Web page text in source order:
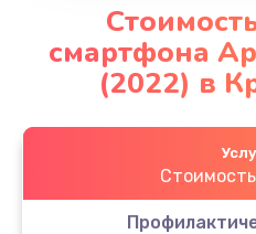
смартфона
(2022) в